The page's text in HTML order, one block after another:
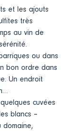
et les ajouts
très
au vin de
ou dans
bon ordre dans
Un endroit
cuvées
blancs –
domaine,